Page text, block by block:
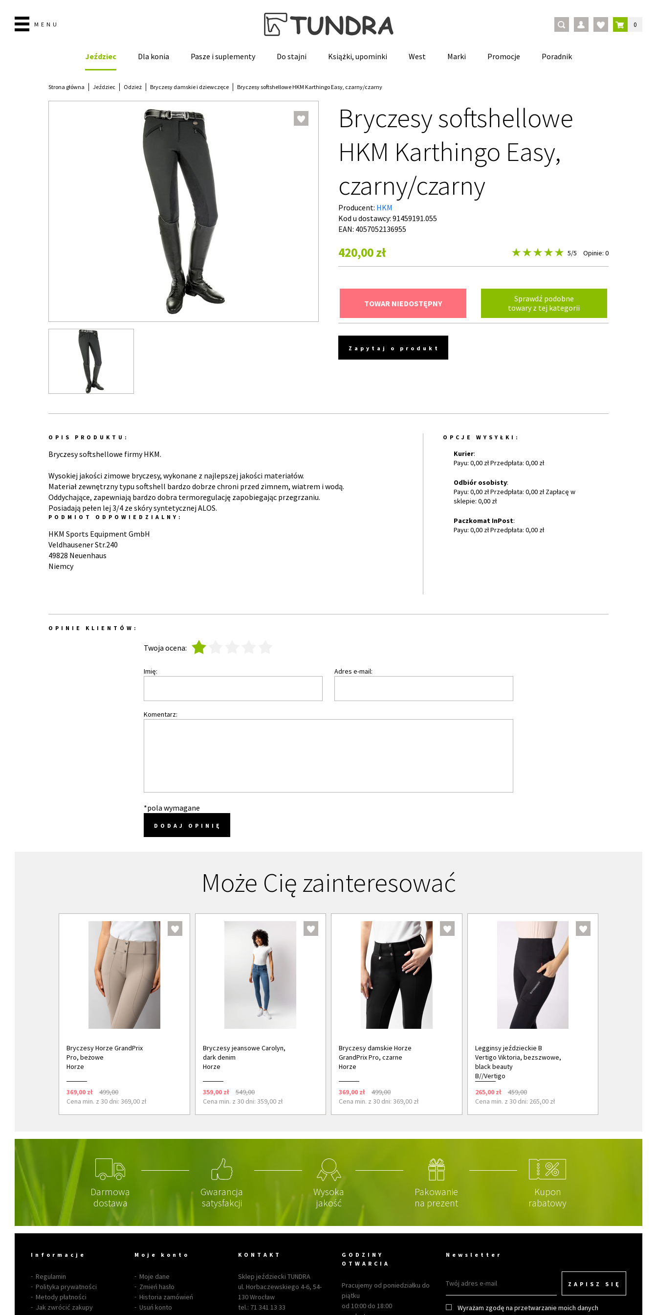
MENU 0
Jeździec Dla konia Pasze i suplementy Do stajni Książki, upominki West Marki Promocje Poradnik
Strona główna Jeździec Odzież Bryczesy damskie i dziewczęce Bryczesy softshellowe HKM Karthingo Easy, czarny/czarny
Bryczesy softshellowe
HKM Karthingo Easy,
czarny/czarny
Producent: HKM
Kod u dostawcy: 91459191.055
EAN: 4057052136955
420,00 zł 5/5 Opinie: 0
TOWAR NIEDOSTĘPNY
Sprawdź podobne
towary z tej kategorii
Zapytaj o produkt
OPIS PRODUKTU:
Bryczesy softshellowe firmy HKM.
Wysokiej jakości zimowe bryczesy, wykonane z najlepszej jakości materiałów.
Materiał zewnętrzny typu softshell bardzo dobrze chroni przed zimnem, wiatrem i wodą.
Oddychające, zapewniają bardzo dobra termoregulację zapobiegając przegrzaniu.
Posiadają pełen lej 3/4 ze skóry syntetycznej ALOS.
PODMIOT ODPOWIEDZIALNY:
HKM Sports Equipment GmbH
Veldhausener Str.240
49828 Neuenhaus
Niemcy
OPCJE WYSYŁKI:
Kurier:
Payu: 0,00 zł Przedpłata: 0,00 zł
Odbiór osobisty:
Payu: 0,00 zł Przedpłata: 0,00 zł Zapłacę w
sklepie: 0,00 zł
Paczkomat InPost:
Payu: 0,00 zł Przedpłata: 0,00 zł
OPINIE KLIENTÓW:
Twoja ocena:
Imię: Adres e-mail:
Komentarz:
*pola wymagane
DODAJ OPINIĘ
Może Cię zainteresować
Bryczesy Horze GrandPrix
Pro, beżowe
Horze
369,00 zł
499,00
Cena min. z 30 dni: 369,00 zł
Bryczesy jeansowe Carolyn,
dark denim
Horze
359,00 zł
549,00
Cena min. z 30 dni: 359,00 zł
Bryczesy damskie Horze
GrandPrix Pro, czarne
Horze
369,00 zł
499,00
Cena min. z 30 dni: 369,00 zł
Legginsy jeździeckie B
Vertigo Viktoria, bezszwowe,
black beauty
B//Vertigo
265,00 zł
459,00
Cena min. z 30 dni: 265,00 zł
Darmowa
dostawa
Gwarancja
satysfakcji
Wysoka
jakość
Pakowanie
na prezent
Kupon
rabatowy
Informacje
Regulamin
Polityka prywatności
Metody płatności
Jak zwrócić zakupy
Moje konto
Moje dane
Zmień hasło
Historia zamówień
Usuń konto
KONTAKT
Sklep jeździecki TUNDRA
ul. Horbaczewskiego 4-6, 54-
130 Wrocław
tel.: 71 341 13 33
GODZINY
OTWARCIA
Pracujemy od poniedziałku do
piątku
od 10:00 do 18:00
Newsletter
ZAPISZ SIĘ
Wyrażam zgodę na przetwarzanie moich danych